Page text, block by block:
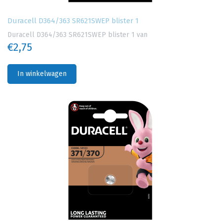
Duracell D364/363 SR621SWEP blister 1
Duracell D364/363 SR621SWEP blister 1 van
€2,75
In winkelwagen